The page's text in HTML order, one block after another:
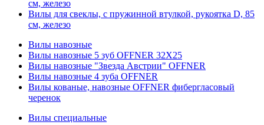
см, железо
Вилы для свеклы, с пружинной втулкой, рукоятка D, 85
см, железо
Вилы навозные
Вилы навозные 5 зуб OFFNER 32X25
Вилы навозные "Звезда Австрии" OFFNER
Вилы навозные 4 зуба OFFNER
Вилы кованые, навозные OFFNER фибергласовый
черенок
Вилы специальные